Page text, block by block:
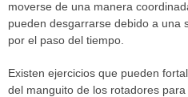
moverse de una manera
pueden desgarrarse debido a una
por el paso del tiempo.
Existen ejercicios que pueden
del manguito de los rotadores para